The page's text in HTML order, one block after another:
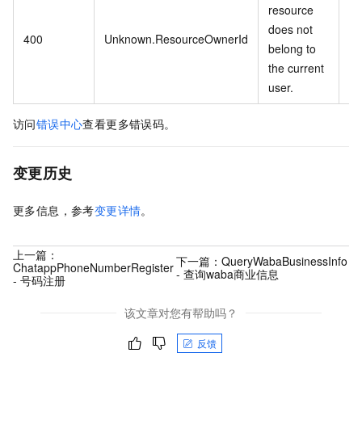
400 Unknown.ResourceOwnerId
resource
does not
belong to
the current
user.
访问错误中心查看更多错误码。
变更历史
更多信息，参考变更详情。
上一篇：
ChatappPhoneNumberRegister
- 号码注册
下一篇：QueryWabaBusinessInfo
- 查询waba商业信息
该文章对您有帮助吗？
反馈